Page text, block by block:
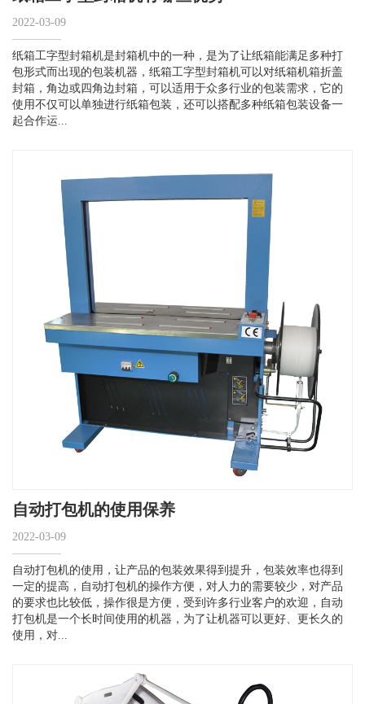
2022-03-09
纸箱工字型封箱机是封箱机中的一种，是为了让纸箱能满足多种打
包形式而出现的包装机器，纸箱工字型封箱机可以对纸箱机箱折盖
封箱，角边或四角边封箱，可以适用于众多行业的包装需求，它的
使用不仅可以单独进行纸箱包装，还可以搭配多种纸箱包装设备一
起合作运...
自动打包机的使用保养
2022-03-09
自动打包机的使用，让产品的包装效果得到提升，包装效率也得到
一定的提高，自动打包机的操作方便，对人力的需要较少，对产品
的要求也比较低，操作很是方便，受到许多行业客户的欢迎，自动
打包机是一个长时间使用的机器，为了让机器可以更好、更长久的
使用，对...